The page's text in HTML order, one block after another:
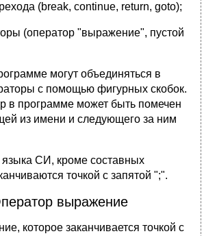
(break, continue, return, goto);
(оператор "выражение", пустой
могут объединяться в
с помощью фигурных скобок.
в программе может быть помечен
из имени и следующего за ним
СИ, кроме составных
точкой с запятой ";".
выражение
которое заканчивается точкой с